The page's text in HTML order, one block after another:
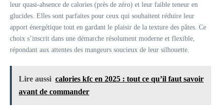
leur quasi-absence de calories (près de zéro) et leur faible teneur en
glucides. Elles sont parfaites pour ceux qui souhaitent réduire leur
apport énergétique tout en gardant le plaisir de la texture des pâtes. Ce
choix s’inscrit dans une démarche résolument moderne et flexible,
répondant aux attentes des mangeurs soucieux de leur silhouette.
Lire aussi calories kfc en 2025 : tout ce qu’il faut savoir
avant de commander